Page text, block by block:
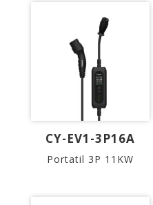
CY-EV1-3P16A
Portatil 3P 11KW